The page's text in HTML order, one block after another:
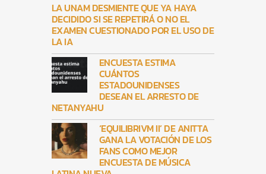
LA UNAM DESMIENTE QUE YA HAYA
DECIDIDO SI SE REPETIRÁ O NO EL
EXAMEN CUESTIONADO POR EL USO DE
LA IA
ENCUESTA ESTIMA
CUÁNTOS
ESTADOUNIDENSES
DESEAN EL ARRESTO DE
NETANYAHU
‘EQUILIBRIVM II’ DE ANITTA
GANA LA VOTACIÓN DE LOS
FANS COMO MEJOR
ENCUESTA DE MÚSICA